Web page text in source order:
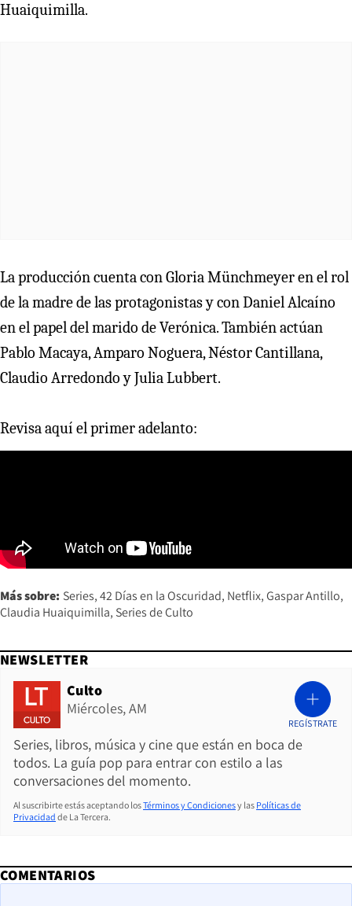
Huaiquimilla.
La producción cuenta con Gloria Münchmeyer en el rol
de la madre de las protagonistas y con Daniel Alcaíno
en el papel del marido de Verónica. También actúan
Pablo Macaya, Amparo Noguera, Néstor Cantillana,
Claudio Arredondo y Julia Lubbert.
Revisa aquí el primer adelanto:
Más sobre: Series 42 Días en la Oscuridad Netflix Gaspar Antillo
Claudia Huaiquimilla Series de Culto
NEWSLETTER
Culto
Miércoles, AM
Series, libros, música y cine que están en boca de
todos. La guía pop para entrar con estilo a las
conversaciones del momento.
REGÍSTRATE
Al suscribirte estás aceptando losTérminos y Condicionesy las Políticas de
Privacidad de La Tercera.
COMENTARIOS